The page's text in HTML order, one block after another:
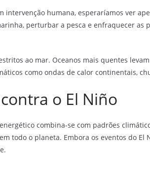
humana, esperaríamos ver
perturbar a pesca e enfraquecer as
ao mar. Oceanos mais quentes
como ondas de calor continentais,
o El Niño
combina-se com padrões
todo o planeta. Embora os eventos do El